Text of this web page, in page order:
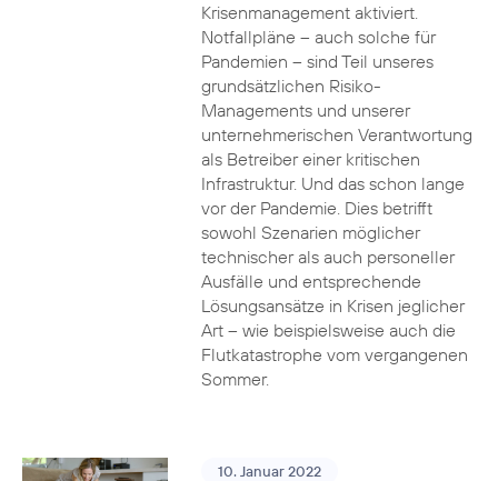
Krisenmanagement aktiviert.
Notfallpläne – auch solche für
Pandemien – sind Teil unseres
grundsätzlichen Risiko-
Managements und unserer
unternehmerischen Verantwortung
als Betreiber einer kritischen
Infrastruktur. Und das schon lange
vor der Pandemie. Dies betrifft
sowohl Szenarien möglicher
technischer als auch personeller
Ausfälle und entsprechende
Lösungsansätze in Krisen jeglicher
Art – wie beispielsweise auch die
Flutkatastrophe vom vergangenen
Sommer.
10. Januar 2022